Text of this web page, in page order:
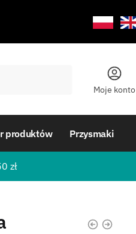
Moje konto
produktów Przysmaki
zł